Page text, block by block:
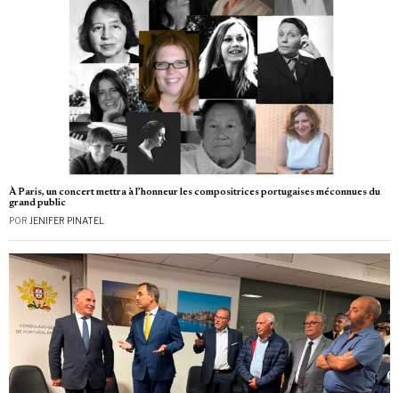
À Paris, un concert mettra à l’honneur les compositrices portugaises méconnues du
grand public
POR JENIFER PINATEL